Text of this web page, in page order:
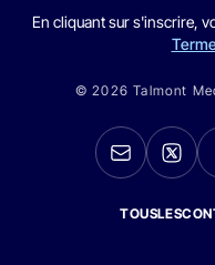
En cliquant sur s'inscrire,
© 2026 Talmont